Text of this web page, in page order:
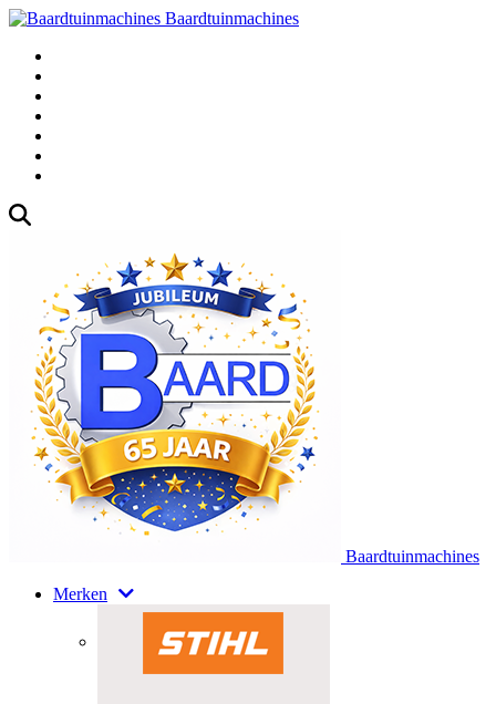
Baardtuinmachines
Baardtuinmachines
Merken